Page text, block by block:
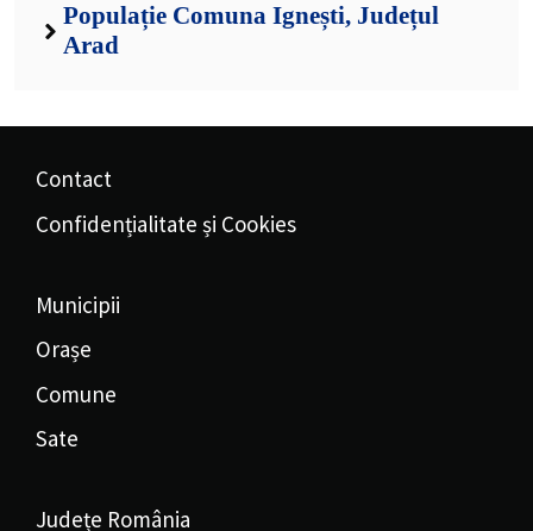
Populație Comuna Ignești, Județul
Arad
Contact
Confidențialitate și Cookies
Municipii
Orașe
Comune
Sate
Județe România